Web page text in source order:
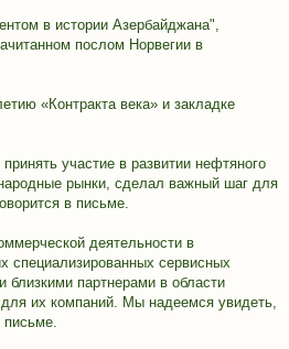
в истории Азербайджана",
послом Норвегии в
«Контракта века» и закладке
участие в развитии нефтяного
рынки, сделал важный шаг для
в письме.
деятельности в
специализированных сервисных
близкими партнерами в области
их компаний. Мы надеемся увидеть,
письме.